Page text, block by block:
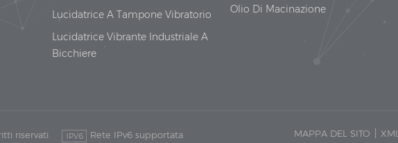
Lucidatrice A Tampone Vibratorio
Lucidatrice Vibrante Industriale A
Bicchiere
Olio Di Macinazione
riservati. Rete IPv6 supportata MAPPA DEL SITO XML